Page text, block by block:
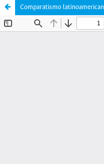
Comparatismo